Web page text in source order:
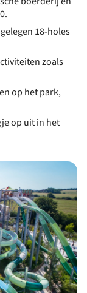
18-holes
zoals
op het park,
op uit in het